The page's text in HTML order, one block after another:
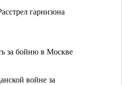
гарнизона
за бойню в Москве
войне за